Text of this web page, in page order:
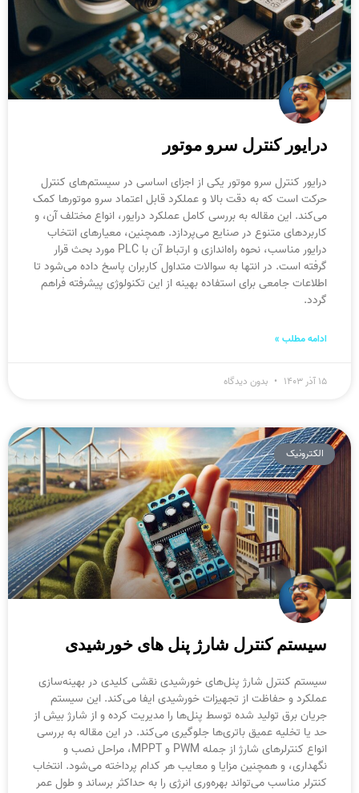
درایور کنترل سرو موتور
درایور کنترل سرو موتور یکی از اجزای اساسی در سیستم‌های کنترل
حرکت است که به دقت بالا و عملکرد قابل اعتماد سرو موتورها کمک
می‌کند. این مقاله به بررسی کامل عملکرد درایور، انواع مختلف آن، و
کاربردهای متنوع در صنایع می‌پردازد. همچنین، معیارهای انتخاب
درایور مناسب، نحوه راه‌اندازی و ارتباط آن با PLC مورد بحث قرار
گرفته است. در انتها به سوالات متداول کاربران پاسخ داده می‌شود تا
اطلاعات جامعی برای استفاده بهینه از این تکنولوژی پیشرفته فراهم
گردد.
ادامه مطلب »
۱۵ آذر ۱۴۰۳ بدون دیدگاه
الکترونیک
سیستم کنترل شارژ پنل های خورشیدی
سیستم کنترل شارژ پنل‌های خورشیدی نقشی کلیدی در بهینه‌سازی
عملکرد و حفاظت از تجهیزات خورشیدی ایفا می‌کند. این سیستم
جریان برق تولید شده توسط پنل‌ها را مدیریت کرده و از شارژ بیش از
حد یا تخلیه عمیق باتری‌ها جلوگیری می‌کند. در این مقاله به بررسی
انواع کنترلرهای شارژ از جمله PWM و MPPT، مراحل نصب و
نگهداری، و همچنین مزایا و معایب هر کدام پرداخته می‌شود. انتخاب
کنترلر مناسب می‌تواند بهره‌وری انرژی را به حداکثر برساند و طول عمر